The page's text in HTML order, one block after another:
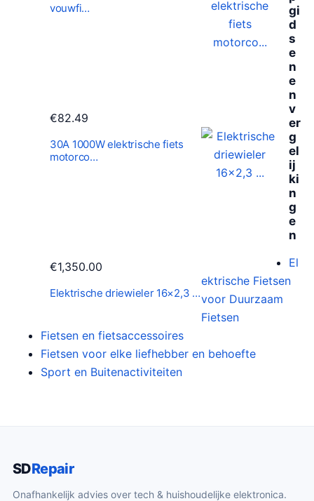
vouwfi…
€82.49
30A 1000W elektrische fiets
motorco…
€1,350.00
Elektrische driewieler 16×2,3 …
gi
d
s
e
n
e
n
v
er
g
el
ij
ki
n
g
e
n
El
ektrische Fietsen
voor Duurzaam
Fietsen
Fietsen en fietsaccessoires
Fietsen voor elke liefhebber en behoefte
Sport en Buitenactiviteiten
SDRepair
Onafhankelijk advies over tech & huishoudelijke elektronica.